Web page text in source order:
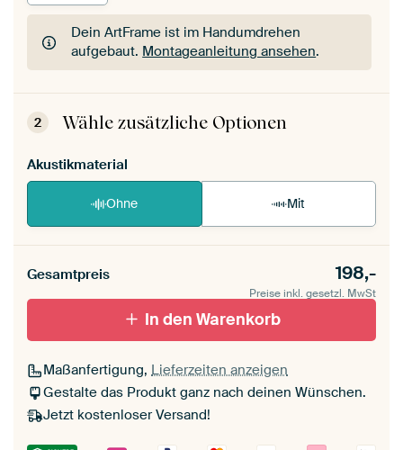
Dein ArtFrame ist im Handumdrehen
aufgebaut. Montageanleitung ansehen.
Dein ArtFrame ist im Handumdrehen
aufgebaut.Montageanleitung ansehen
2 Wähle zusätzliche Optionen
Akustikmaterial
Ohne Mit
Gesamtpreis 198,-
Preise inkl. gesetzl. MwSt
In den Warenkorb
Maßanfertigung, Lieferzeiten anzeigen
Gestalte das Produkt ganz nach deinen Wünschen.
Jetzt kostenloser Versand!